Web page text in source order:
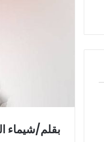
بقلم/شيماء